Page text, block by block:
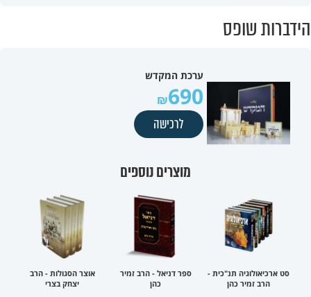
הידברות שופס
ערכת המקדש
690
לרכישה
מוצרים נוספים
סט ארכיאולוגיה תנ"כית -
הרב זמיר כהן
ספר דניאל - הרב זמיר
כהן
אוצר הסגולות - הרב
יצחק בצרי